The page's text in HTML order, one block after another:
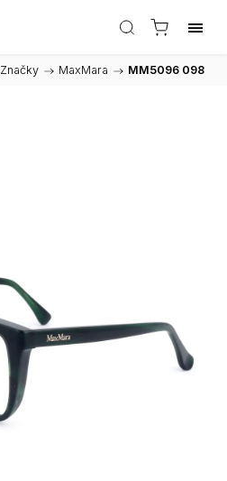
Značky / MaxMara / MM5096 098